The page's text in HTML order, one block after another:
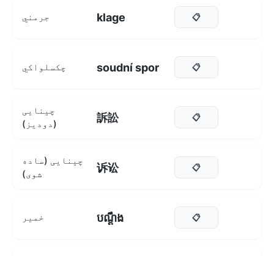
جرمني klage 📋
چکسلواکي soudní spor 📋
چینایی
(دودیز)
訴訟 📋
چینایی (ساده
شوی)
诉讼 📋
خمیر បណ្តឹង 📋